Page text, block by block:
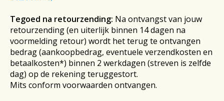
Tegoed na retourzending: Na ontvangst van jouw
retourzending (en uiterlijk binnen 14 dagen na
voormelding retour) wordt het terug te ontvangen
bedrag (aankoopbedrag, eventuele verzendkosten en
betaalkosten*) binnen 2 werkdagen (streven is zelfde
dag) op de rekening teruggestort.
Mits conform voorwaarden ontvangen.